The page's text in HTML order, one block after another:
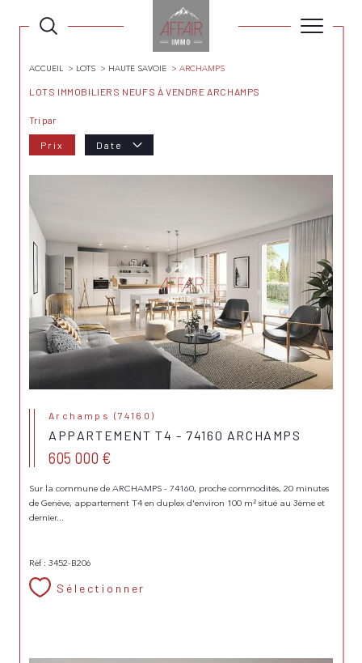
ACCUEIL LOTS HAUTE SAVOIE ARCHAMPS
LOTS IMMOBILIERS NEUFS À VENDRE ARCHAMPS
Tri par
Prix Date
Archamps (74160)
APPARTEMENT T4 - 74160 ARCHAMPS
605 000 €
Sur la commune de ARCHAMPS - 74160, proche commodités, 20 minutes
de Genève, appartement T4 en duplex d'environ 100 m² situé au 3ème et
dernier...
Réf : 3452-B206
Sélectionner